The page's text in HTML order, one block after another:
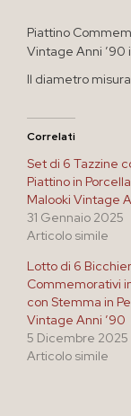
Piattino
Vintage Anni ’90
Il diametro misura
Correlati
Set di 6 Tazzine
Piattino in
Malooki Vintage
31 Gennaio 2025
Articolo simile
Lotto di 6
Commemorativi
con Stemma in
Vintage Anni ’90
5 Dicembre 2025
Articolo simile